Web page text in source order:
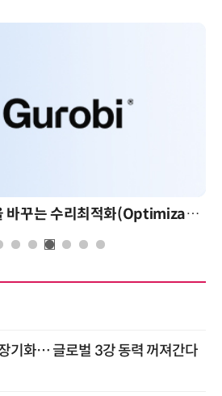
AI 시대의 의사결정을 바꾸는 수리최적화(Optimization): 실제 산업 적용 사례와 활용 전략
기화… 글로벌 3강 동력 꺼져간다